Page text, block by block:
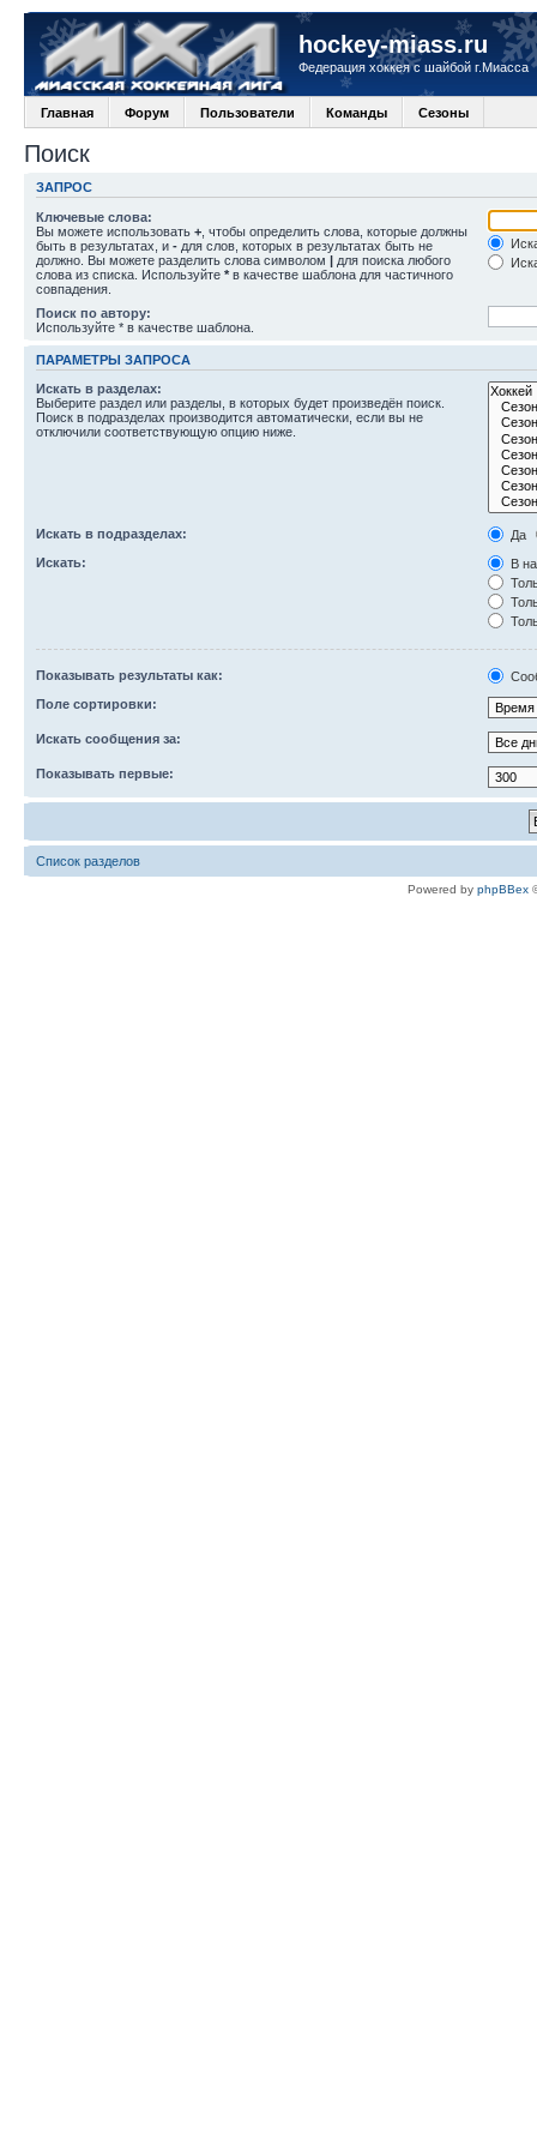
hockey-miass.ru
Федерация хоккея с шайбой г.Миасса
Главная Форум Пользователи Команды Сезоны
Поиск
ЗАПРОС
Ключевые слова:
Вы можете использовать + , чтобы определить слова, которые должны
быть в результатах, и - для слов, которых в результатах быть не
должно. Вы можете разделить слова символом | для поиска любого
слова из списка. Используйте * в качестве шаблона для частичного
совпадения.
Поиск по автору:
Используйте * в качестве шаблона.
ПАРАМЕТРЫ ЗАПРОСА
Искать в разделах:
Выберите раздел или разделы, в которых будет произведён поиск.
Поиск в подразделах производится автоматически, если вы не
отключили соответствующую опцию ниже.
Искать в подразделах:
Да
Искать:
В
Показывать результаты как:
Поле сортировки:
Искать сообщения за:
Показывать первые:
Список разделов
Powered by phpBBex